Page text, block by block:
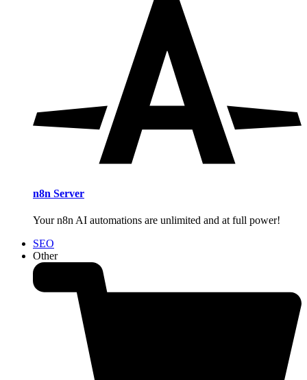
n8n Server
Your n8n AI automations are unlimited and at full power!
SEO
Other